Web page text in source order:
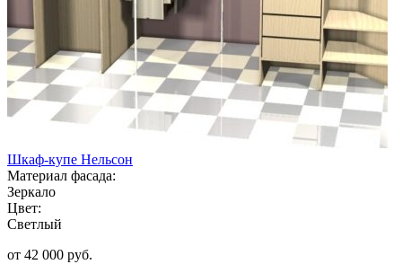
Шкаф-купе Нельсон
Материал фасада:
Зеркало
Цвет:
Светлый
от 42 000 руб.